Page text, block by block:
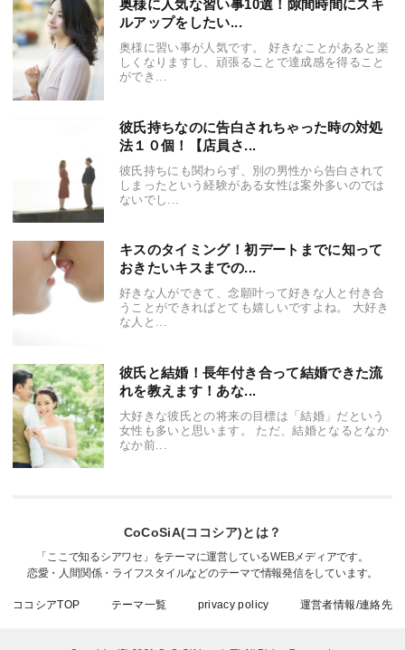
奥様に人気な習い事10選！隙間時間にスキ
ルアップをしたい...
奥様に習い事が人気です。 好きなことがあると楽
しくなりますし、頑張ることで達成感を得ること
ができ...
彼氏持ちなのに告白されちゃった時の対処
法１０個！【店員さ...
彼氏持ちにも関わらず、別の男性から告白されて
しまったという経験がある女性は案外多いのでは
ないでし...
キスのタイミング！初デートまでに知って
おきたいキスまでの...
好きな人ができて、念願叶って好きな人と付き合
うことができればとても嬉しいですよね。 大好き
な人と...
彼氏と結婚！長年付き合って結婚できた流
れを教えます！あな...
大好きな彼氏との将来の目標は「結婚」だという
女性も多いと思います。 ただ、結婚となるとなか
なか前...
ココシアTOP テーマ一覧 privacy policy 運営者情報/連絡先
CoCoSiA(ココシア)とは？
「ここで知るシアワセ」をテーマに運営しているWEBメディアです。
恋愛・人間関係・ライフスタイルなどのテーマで情報発信をしています。